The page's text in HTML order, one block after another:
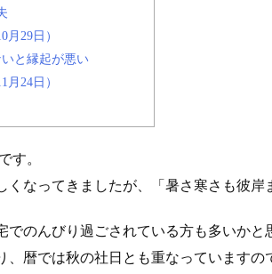
29日）
と縁起が悪い
24日）
す。
くなってきましたが、「暑さ寒さも彼岸
でのんびり過ごされている方も多いかと
、暦では秋の社日とも重なっていますの